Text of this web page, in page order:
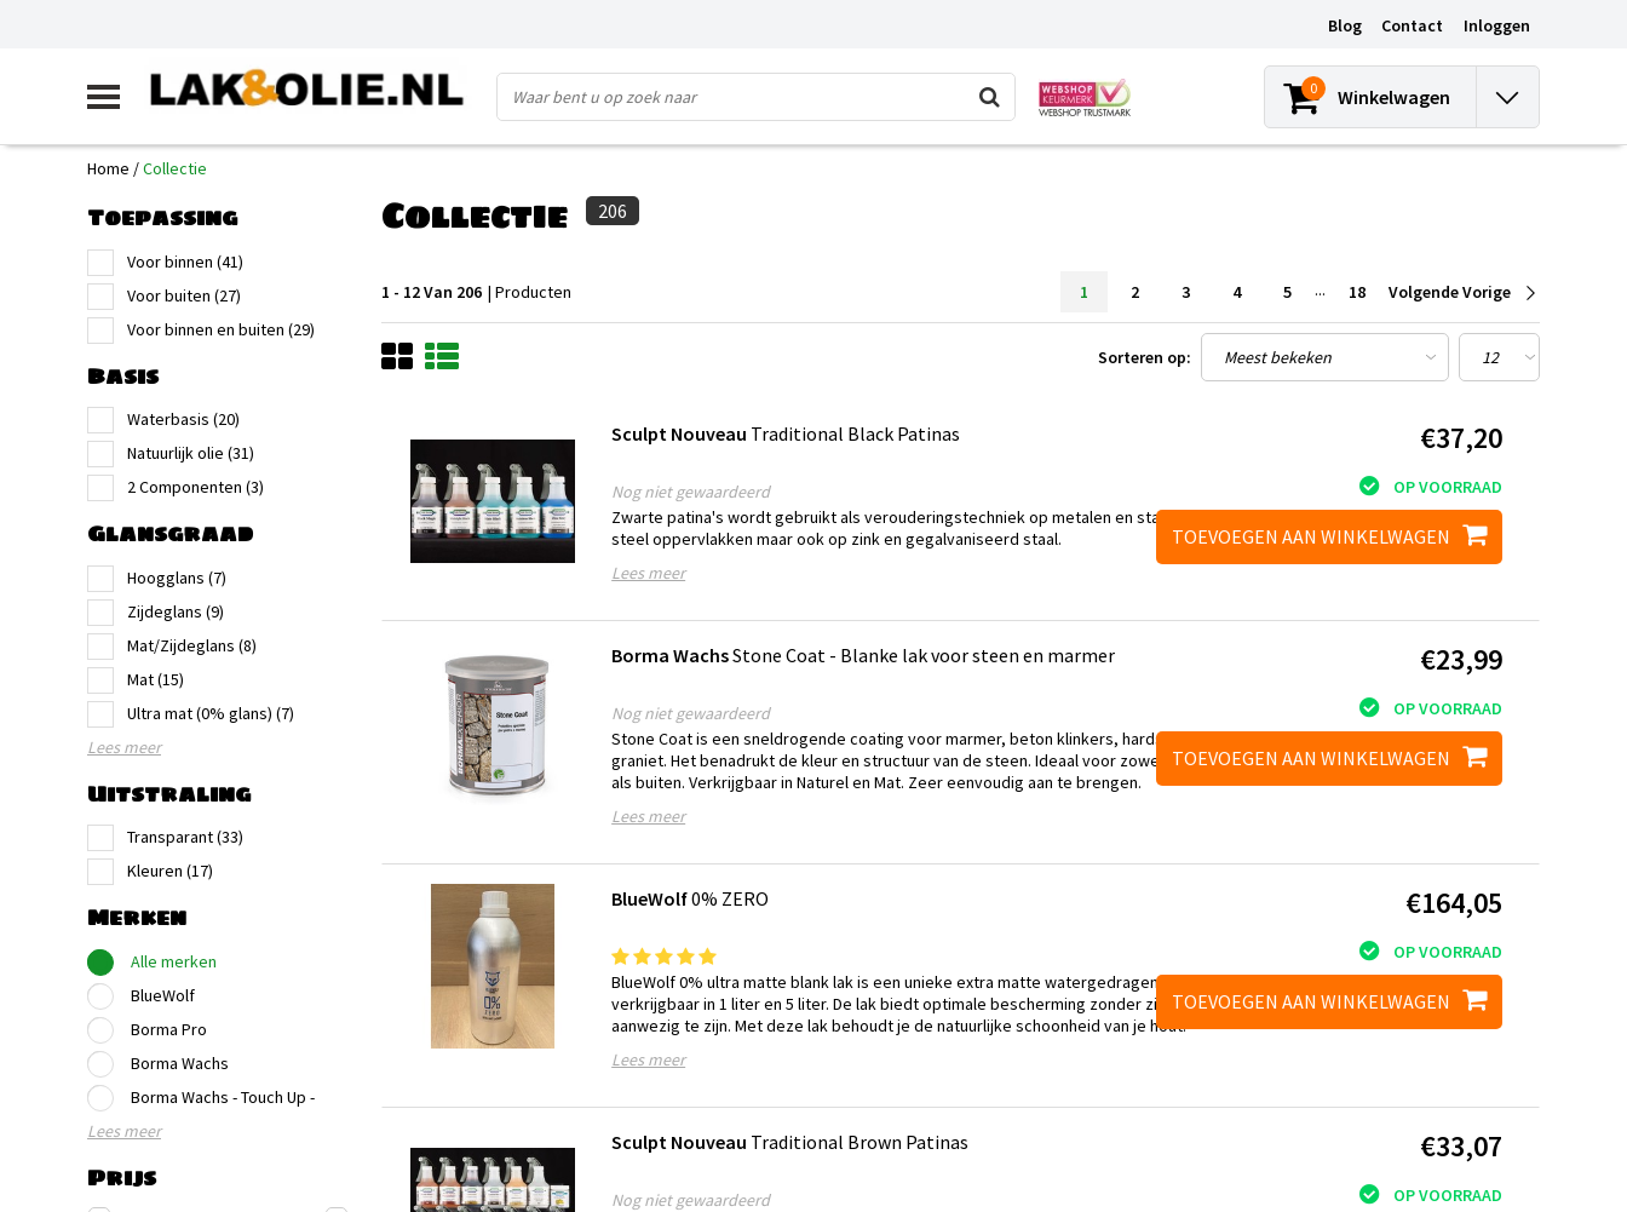
Blog Contact Inloggen
0 Winkelwagen
Home /Collectie
Toepassing
Voor binnen (41)
Voor buiten (27)
Voor binnen en buiten (29)
Basis
Waterbasis (20)
Natuurlijk olie (31)
2 Componenten (3)
Glansgraad
Hoogglans (7)
Zijdeglans (9)
Mat/Zijdeglans (8)
Mat(15)
Ultra mat (0% glans) (7)
Lees meer
Uitstraling
Transparant(33)
Kleuren (17)
Merken
Alle merken
BlueWolf
Borma Pro
Borma Wachs
Borma Wachs - Touch Up -
Lees meer
Prijs
Collectie 206
1 - 12 Van 206 | Producten 1 2 3 4 5 ... 18 Volgende Vorige
Sorteren op:
Sculpt Nouveau Traditional Black Patinas
Nog niet gewaardeerd
Zwarte patina's wordt gebruikt als verouderingstechniek op metalen en stainless
steel oppervlakken maar ook op zink en gegalvaniseerd staal.
Lees meer
€37,20
OP VOORRAAD
TOEVOEGEN AAN WINKELWAGEN
Borma WachsStone Coat - Blanke lak voor steen en marmer
Nog niet gewaardeerd
Stone Coat is een sneldrogende coating voor marmer, beton klinkers, hardsteen of
graniet. Het benadrukt de kleur en structuur van de steen. Ideaal voor zowel binnen
als buiten. Verkrijgbaar in Naturel en Mat. Zeer eenvoudig aan te brengen.
Lees meer
€23,99
OP VOORRAAD
TOEVOEGEN AAN WINKELWAGEN
BlueWolf0% ZERO
BlueWolf 0% ultra matte blank lak is een unieke extra matte watergedragen lak,
verkrijgbaar in 1 liter en 5 liter. De lak biedt optimale bescherming zonder zichtbaar
aanwezig te zijn. Met deze lak behoudt je de natuurlijke schoonheid van je hout.
Lees meer
€164,05
OP VOORRAAD
TOEVOEGEN AAN WINKELWAGEN
Sculpt Nouveau Traditional Brown Patinas
Nog niet gewaardeerd
€33,07
OP VOORRAAD